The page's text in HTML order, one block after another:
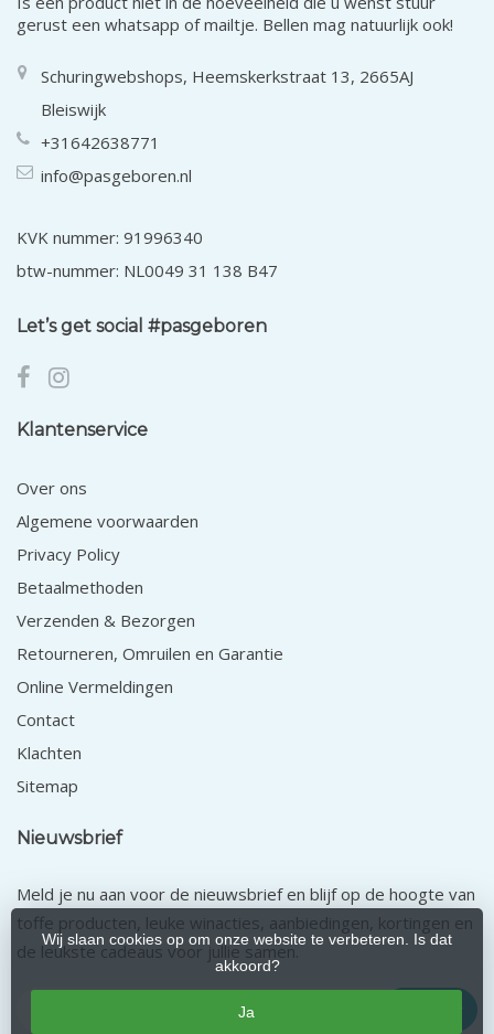
Wij slaan cookies op om onze website te verbeteren. Is dat
akkoord?
Ja
gerust een whatsapp of mailtje. Bellen mag natuurlijk ook!
Schuringwebshops, Heemskerkstraat 13, 2665AJ
Bleiswijk
+31642638771
info@pasgeboren.nl
KVK nummer: 91996340
btw-nummer: NL0049 31 138 B47
Let’s get social #pasgeboren
Klantenservice
Over ons
Algemene voorwaarden
Privacy Policy
Betaalmethoden
Verzenden & Bezorgen
Retourneren, Omruilen en Garantie
Online Vermeldingen
Contact
Klachten
Sitemap
Nieuwsbrief
Meld je nu aan voor de nieuwsbrief en blijf op de hoogte van
toffe producten, leuke winacties, aanbiedingen, kortingen en
de leukste cadeaus voor jullie samen.
Abonneer